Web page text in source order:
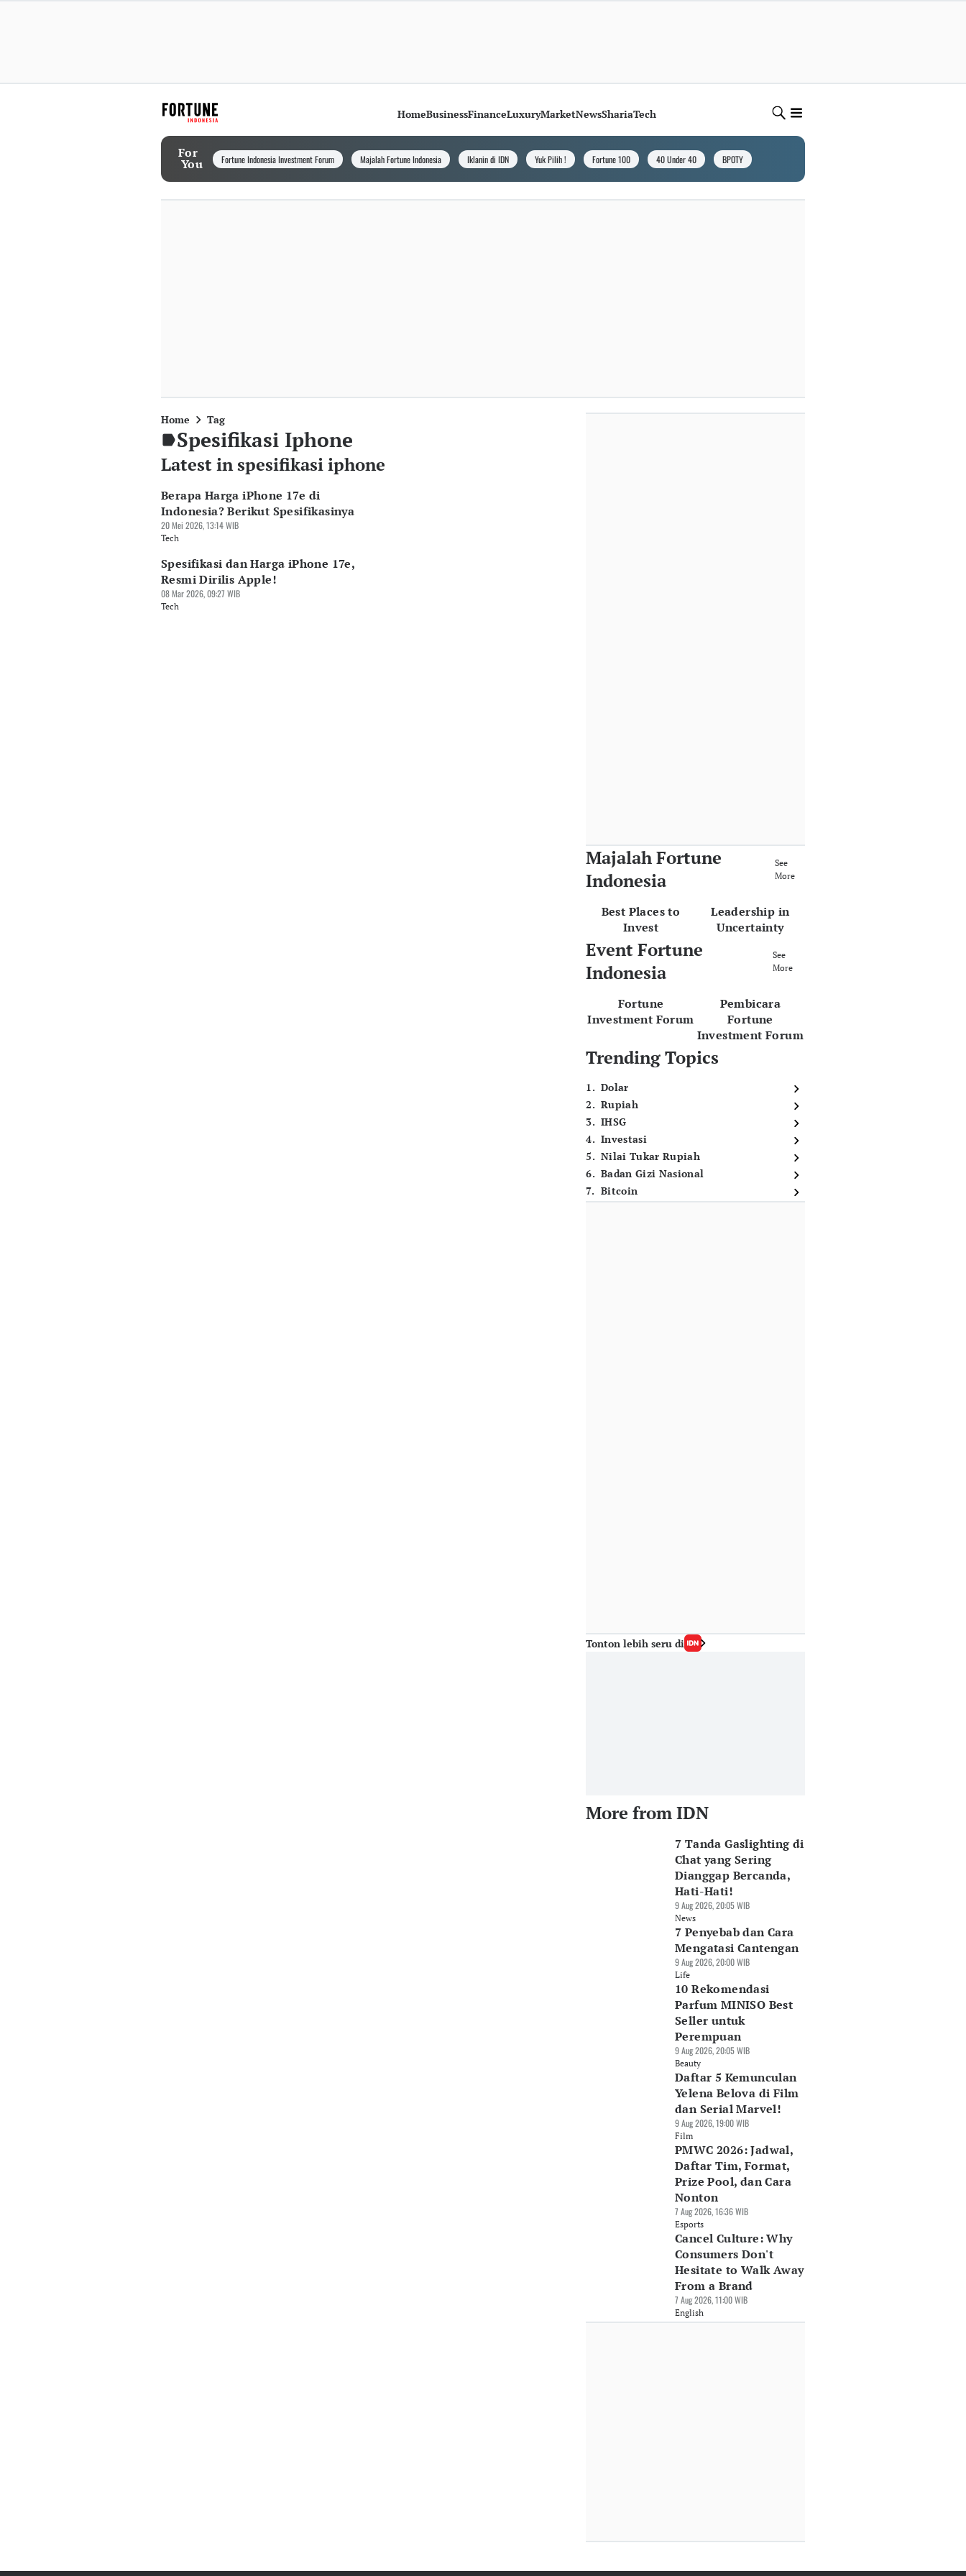
HomeBusinessFinanceLuxuryMarketNewsShariaTech
For
You Fortune Indonesia Investment Forum Majalah Fortune Indonesia Iklanin di IDN Yuk Pilih ! Fortune 100 40 Under 40 BPOTY
Home Tag
Spesifikasi Iphone
Latest in spesifikasi iphone
Berapa Harga iPhone 17e di
Indonesia? Berikut Spesifikasinya
20 Mei 2026, 13:14 WIB
Tech
Spesifikasi dan Harga iPhone 17e,
Resmi Dirilis Apple!
08 Mar 2026, 09:27 WIB
Tech
Majalah Fortune
Indonesia
See
More
Best Places to
Invest
Leadership in
Uncertainty
Event Fortune
Indonesia
See
More
Fortune
Investment Forum
Pembicara
Fortune
Investment Forum
Trending Topics
1. Dolar
2. Rupiah
3. IHSG
4. Investasi
5. Nilai Tukar Rupiah
6. Badan Gizi Nasional
7. Bitcoin
Tonton lebih seru di
More from IDN
7 Tanda Gaslighting di
Chat yang Sering
Dianggap Bercanda,
Hati-Hati!
9 Aug 2026, 20:05 WIB
News
7 Penyebab dan Cara
Mengatasi Cantengan
9 Aug 2026, 20:00 WIB
Life
10 Rekomendasi
Parfum MINISO Best
Seller untuk
Perempuan
9 Aug 2026, 20:05 WIB
Beauty
Daftar 5 Kemunculan
Yelena Belova di Film
dan Serial Marvel!
9 Aug 2026, 19:00 WIB
Film
PMWC 2026: Jadwal,
Daftar Tim, Format,
Prize Pool, dan Cara
Nonton
7 Aug 2026, 16:36 WIB
Esports
Cancel Culture: Why
Consumers Don't
Hesitate to Walk Away
From a Brand
7 Aug 2026, 11:00 WIB
English